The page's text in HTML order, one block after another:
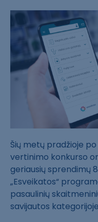
Šių metų pradžioje
vertinimo konkurso
geriausių sprendimų
„Esveikatos“
pasaulinių
savijautos